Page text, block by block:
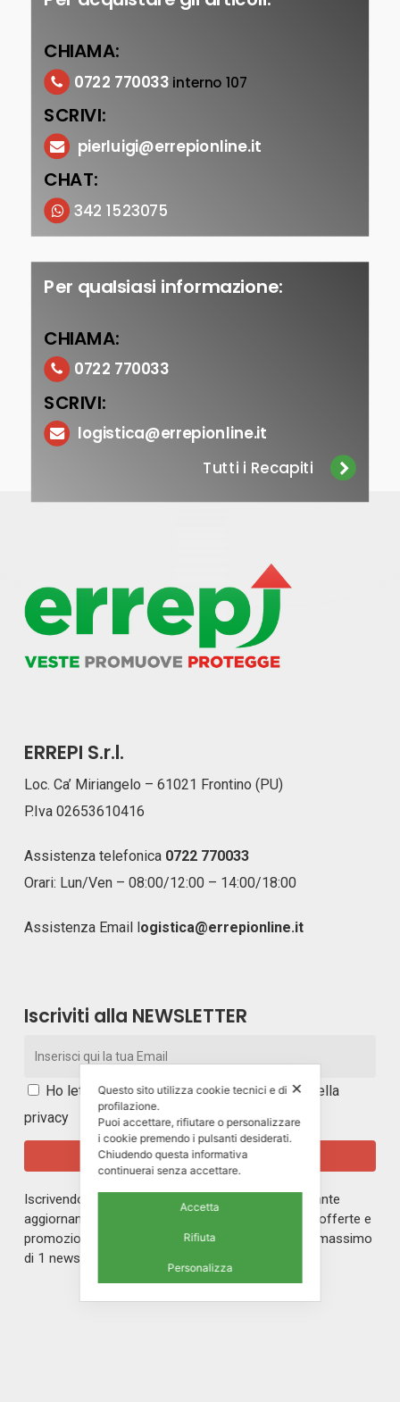
CHIAMA:
0722 770033 interno 107
SCRIVI:
pierluigi@errepionline.it
CHAT:
342 1523075
Per qualsiasi informazione:
CHIAMA:
0722 770033
SCRIVI:
logistica@errepionline.it
Tutti i Recapiti
ERREPI S.r.l.
Loc. Ca’ Miriangelo – 61021 Frontino (PU)
P.Iva 02653610416
Assistenza telefonica 0722 770033
Orari: Lun/Ven – 08:00/12:00 – 14:00/18:00
Assistenza Email ogistica@errepionline.it
Iscriviti alla NEWSLETTER
Ho letto e accetto itermini e le condizioni della
privacy
Iscrivendoti alla nostra newsletter rimarrai in costante
aggiornamento sul mondo di ERREPI, sulle nuove offerte e
promozioni riservate ai nostri iscritti. Riceverai un massimo
di 1 newsletter al mese.
✕
Questo sito utilizza cookie tecnici e di
profilazione.
Puoi accettare, rifiutare o personalizzare
i cookie premendo i pulsanti desiderati.
Chiudendo questa informativa
continuerai senza accettare.
Accetta
Rifiuta
Personalizza